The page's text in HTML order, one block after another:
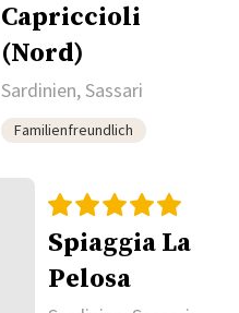
Capriccioli
(Nord)
Sardinien, Sassari
Familienfreundlich
Spiaggia La
Pelosa